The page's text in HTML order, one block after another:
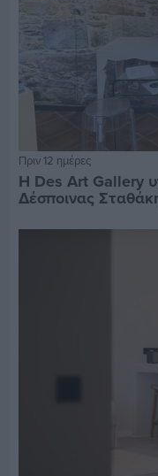
Πριν 12 ημέρες
Η Des Art Gallery
Δέσποινας